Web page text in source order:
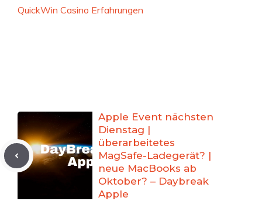
QuickWin Casino Erfahrungen
Apple Event nächsten
Dienstag |
überarbeitetes
MagSafe-Ladegerät? |
neue MacBooks ab
Oktober? – Daybreak
Apple